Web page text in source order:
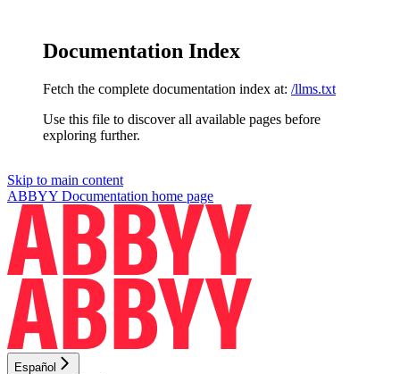
Documentation Index
Fetch the complete documentation index at: /llms.txt
Use this file to discover all available pages before
exploring further.
Skip to main content
ABBYY Documentation home page
Español